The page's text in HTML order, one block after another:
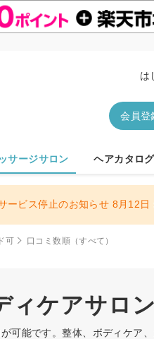
は
会員登
サージサロン ヘアカタログ
ービス停止のお知らせ 8月12
可 口コミ数順（すべて）
ィケアサロ
可能です。整体、ボディケア